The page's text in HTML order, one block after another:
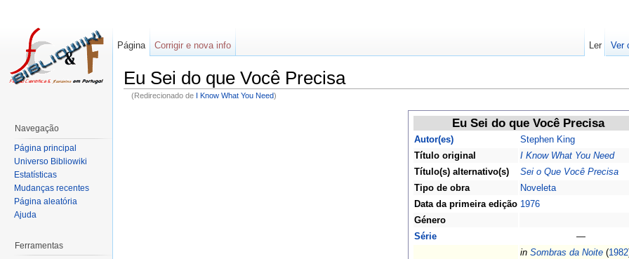
Eu Sei do que Você Precisa
(Redirecionado de I Know What You Need)
Eu Sei do que Você Precisa
Autor(es)
Stephen King
Título original
I Know What You Need
Título(s) alternativo(s)
Sei o Que Você Precisa
Tipo de obra
Noveleta
Data da primeira edição 1976
Género
Série
—
in Sombras da Noite (1982
Página Corrigir e nova info Ler Ver
Navegação
Página principal
Universo Bibliowiki
Estatísticas
Mudanças recentes
Página aleatória
Ajuda
Ferramentas